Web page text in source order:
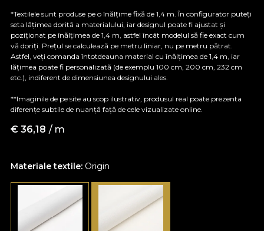
Materiale textile: Origin
*Textilele sunt produse pe o înălțime fixă de 1,4 m. În configurator puteți
seta lățimea dorită a materialului, iar designul poate fi ajustat și
poziționat pe înălțimea de 1,4 m, astfel încât modelul să fie exact cum
vă doriți. Prețul se calculează pe metru liniar, nu pe metru pătrat.
Astfel, veți comanda întotdeauna material cu înălțimea de 1,4 m, iar
lățimea poate fi personalizată (de exemplu 100 cm, 200 cm, 232 cm
etc.), indiferent de dimensiunea designului ales.
**Imaginile de pe site au scop ilustrativ, produsul real poate prezenta
diferențe subtile de nuanță față de cele vizualizate online.
€ 36,18 / m